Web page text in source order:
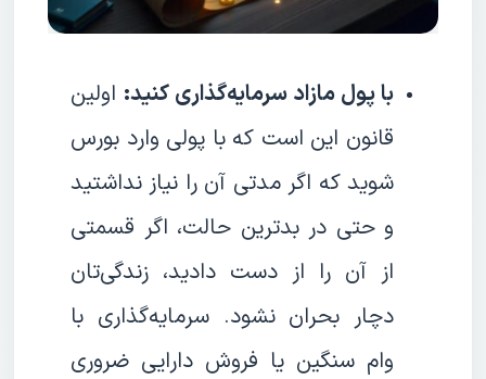
با پول مازاد سرمایه‌گذاری کنید: اولین
قانون این است که با پولی وارد بورس
شوید که اگر مدتی آن را نیاز نداشتید
و حتی در بدترین حالت، اگر قسمتی
از آن را از دست دادید، زندگی‌تان
دچار بحران نشود. سرمایه‌گذاری با
وام سنگین یا فروش دارایی ضروری